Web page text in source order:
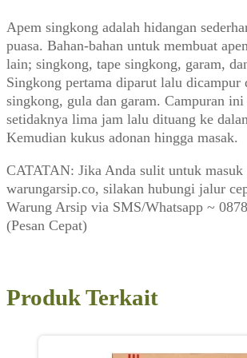
Apem singkong adalah hidangan
puasa. Bahan-bahan untuk membuat
lain; singkong, tape singkong, garam,
Singkong pertama diparut lalu dicampur
singkong, gula dan garam. Campuran
setidaknya lima jam lalu dituang ke
Kemudian kukus adonan hingga masak.
CATATAN: Jika Anda sulit untuk masuk
warungarsip.co, silakan hubungi jalur
Warung Arsip via SMS/Whatsapp ~
(Pesan Cepat)
Produk Terkait